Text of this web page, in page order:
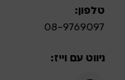
טלפון:
08-9769097
ניווט עם וייז: